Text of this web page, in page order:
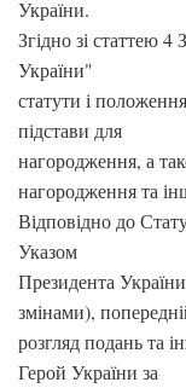
України.
Згідно зі статтею
України"
статути і
підстави для
нагородження, а
нагородження та
Відповідно до
Указом
Президента
змінами),
розгляд подань та
Герой України за